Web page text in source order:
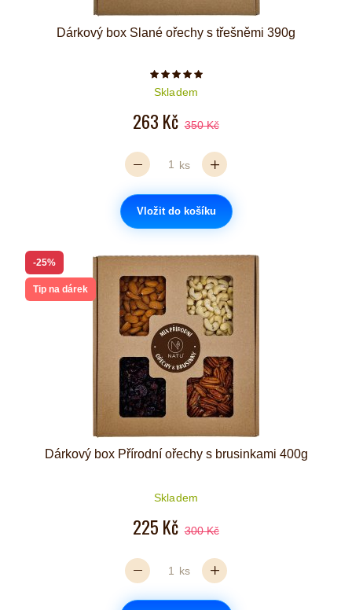
Dárkový box Slané ořechy s třešněmi 390g
Počet hvězdiček je 5 z 5
Skladem
263 Kč 350 Kč
ks
Vložit do košíku
-25%
Tip na dárek
Dárkový box Přírodní ořechy s brusinkami 400g
Skladem
225 Kč 300 Kč
ks